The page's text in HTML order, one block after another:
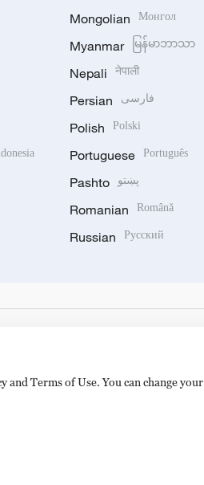
Mongolian Монгол
Myanmar မြန်မာဘာသာ
Nepali नेपाली
Persian فارسی
Polish Polski
Portuguese Português
Pashto پښتو
Romanian Română
Russian Русский
China. 100040
Terms of Use. You can change your